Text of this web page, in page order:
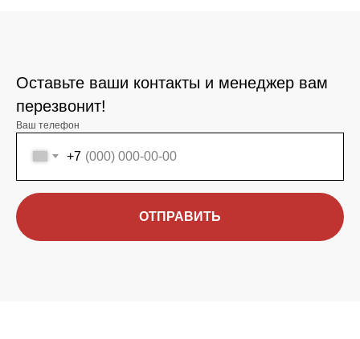
Оставьте ваши контакты и менеджер вам
перезвонит!
Ваш телефон
+7
ОТПРАВИТЬ